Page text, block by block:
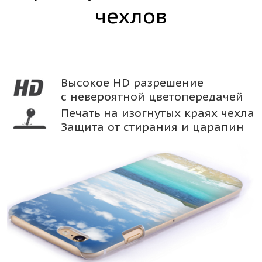
чехлов
Высокое HD разрешение
с невероятной цветопередачей
Печать на изогнутых краях чехла
Защита от стирания и царапин